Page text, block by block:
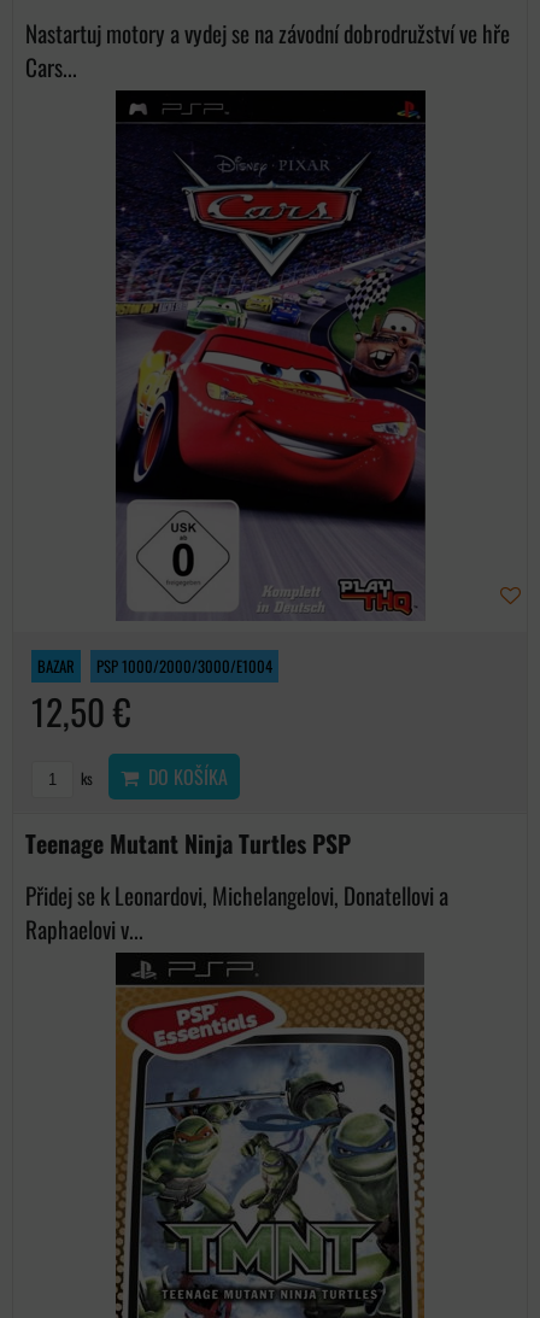
Nastartuj motory a vydej se na závodní dobrodružství ve hře
Cars...
BAZAR PSP 1000/2000/3000/E1004
12,50 €
ks DO KOŠÍKA
Teenage Mutant Ninja Turtles PSP
Přidej se k Leonardovi, Michelangelovi, Donatellovi a
Raphaelovi v...